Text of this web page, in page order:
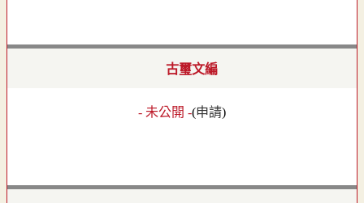
古璽文編
- 未公開 -(申請)